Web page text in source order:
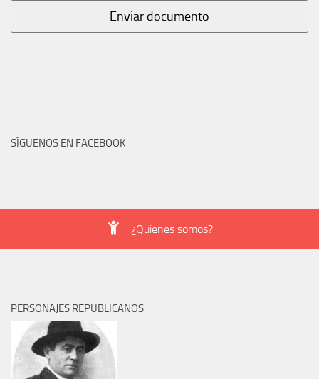
SÍGUENOS EN FACEBOOK
¿Quienes somos?
PERSONAJES REPUBLICANOS